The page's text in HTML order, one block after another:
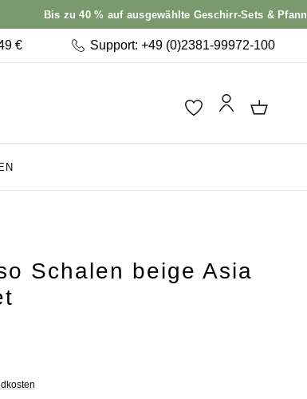
Bis zu 40 % auf ausgewählte Geschirr-Sets & Pfannen –
€ Support: +49 (0)2381-99972-100
Schalen beige Asia